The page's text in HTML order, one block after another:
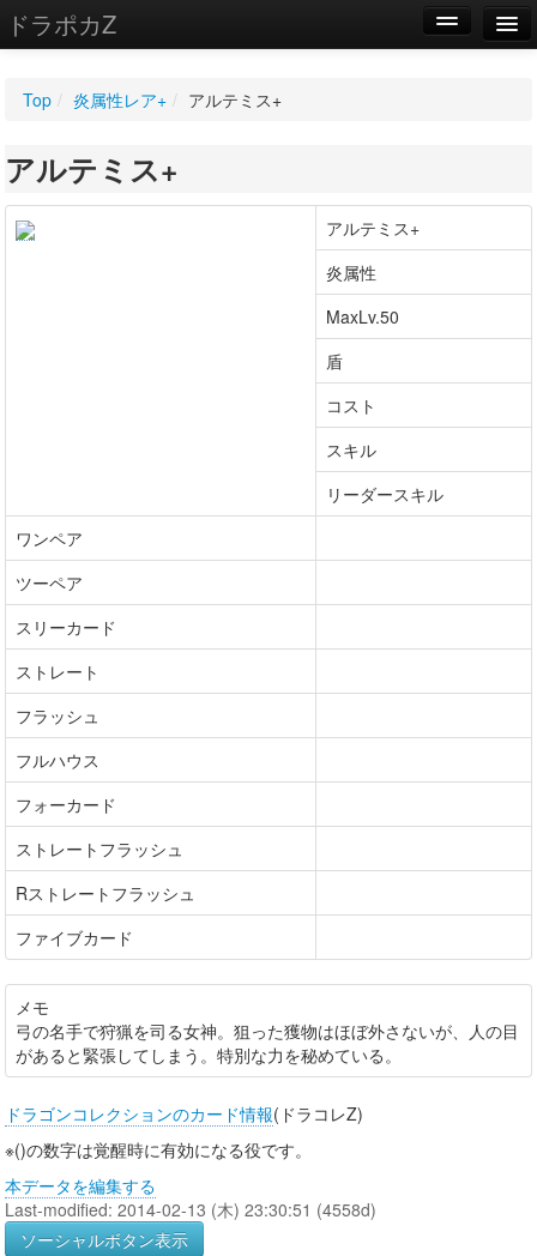
ドラポカZ
WIKI
設定
Top / 炎属性レア+ / アルテミス+
アルテミス+
アルテミス+
炎属性
MaxLv.50
盾
コスト
スキル
リーダースキル
ワンペア
ツーペア
スリーカード
ストレート
フラッシュ
フルハウス
フォーカード
ストレートフラッシュ
Rストレートフラッシュ
ファイブカード
メモ
弓の名手で狩猟を司る女神。狙った獲物はほぼ外さないが、人の目
があると緊張してしまう。特別な力を秘めている。
ドラゴンコレクションのカード情報(ドラコレZ)
※()の数字は覚醒時に有効になる役です。
本データを編集する
Last-modified: 2014-02-13 (木) 23:30:51 (4558d)
ソーシャルボタン表示